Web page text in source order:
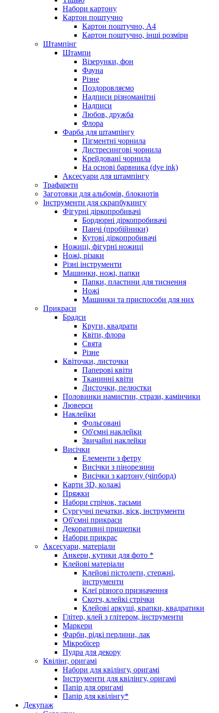
Набори картону
Картон поштучно
Картон поштучно, А4
Картон поштучно, інші розміри
Штампінг
Штампи
Візерунки, фон
Фауна
Різне
Поздоровляємо
Надписи різноманітні
Надписи
Любов, дружба
Флора
Фарба для штампінгу
Пігментні чорнила
Дистресингові чорнила
Крейдовані чорнила
На основі барвника (dye ink)
Аксесуари для штампінгу
Трафарети
Заготовки для альбомів, блокнотів
Інструменти для скрапбукингу
Фігурні діркопробивачі
Бордюрні діркопробивачі
Панчі (пробійники)
Кутові діркопробивачі
Ножиці, фігурні ножиці
Ножі, різаки
Різні інструменти
Машинки, ножі, папки
Папки, пластини для тиснення
Ножі
Машинки та приспособи для них
Прикраси
Брадси
Круги, квадрати
Квіти, флора
Свята
Різне
Квіточки, листочки
Паперові квіти
Тканинні квіти
Листочки, пелюстки
Половинки намистин, стрази, камінчики
Люверси
Наклейки
Фольговані
Об'ємні наклейки
Звичайні наклейки
Висічки
Елементи з фетру
Висічки з пінорезини
Висічки з картону (чіпборд)
Карти 3D, колажі
Пряжки
Набори стрічок, тасьми
Сургучні печатки, віск, інструменти
Об'ємні прикраси
Декоративні прищепки
Набори прикрас
Аксесуари, матеріали
Анкери, кутики для фото *
Клейові матеріали
Клейові пістолети, стержні,
інструменти
Клеї різного призначення
Скотч, клейкі стрічки
Клейові аркуші, крапки, квадратики
Глітер, клей з глітером, інструменти
Маркери
Фарби, рідкі перлини, лак
Мікробісер
Пудра для декору
Квілінг, оригамі
Набори для квілінгу, оригамі
Інструменти для квілінгу, оригамі
Папір для оригамі
Папір для квілінгу*
Декупаж